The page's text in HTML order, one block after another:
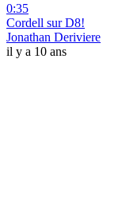
0:35
Cordell sur D8!
Jonathan Deriviere
il y a 10 ans